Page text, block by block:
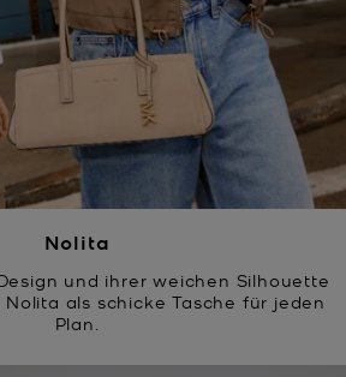
Nolita
und ihrer weichen Silhouette
als schicke Tasche für jeden
Plan.